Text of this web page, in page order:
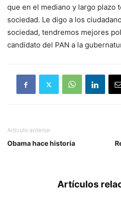
que en el mediano y largo plazo
sociedad. Le digo a los
sociedad, tendremos mejores
candidato del PAN a la
Artículo anterior
Obama hace historia
Artículos